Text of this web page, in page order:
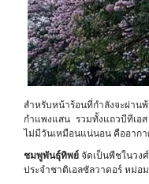
สำหรับหน้าร้อนที่กำลังจะผ่
กำแพงแสน รวมทั้งแถวบีทีเอ
ไม่มีวันเหมือนแน่นอน คืออาก
ชมพูพันธุ์ทิพย์ จัดเป็นพืชในวง
ประจำชาติเอลซัลวาดอร์ หม่อ